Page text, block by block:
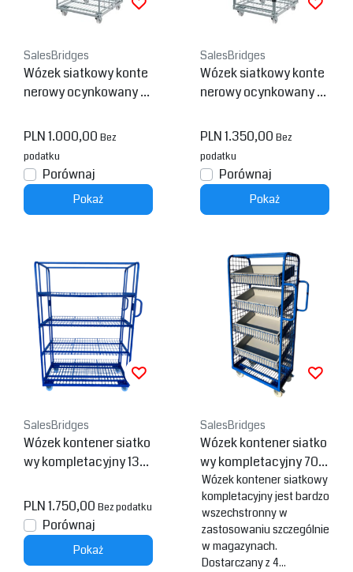
SalesBridges
Wózek siatkowy konte
nerowy ocynkowany w
any wys. 1830 mm
PLN 1.000,00 Bez
podatku
Porównaj
Pokaż
SalesBridges
Wózek siatkowy konte
nerowy ocynkowany 4
s. 1830 mm
PLN 1.350,00 Bez
podatku
Porównaj
Pokaż
SalesBridges
Wózek kontener siatko
wy kompletacyjny 130
PLN 1.750,00 Bez podatku
Porównaj
Pokaż
SalesBridges
Wózek kontener siatko
wy kompletacyjny 70x
40x156 cm
Wózek kontener siatkowy
kompletacyjny jest bardzo
wszechstronny w
zastosowaniu szczególnie
w magazynach.
Dostarczany z 4...